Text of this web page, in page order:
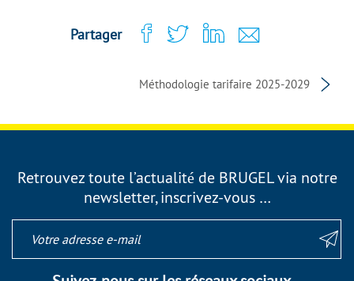
Partager
Méthodologie tarifaire 2025-2029
Retrouvez toute l’actualité de BRUGEL via notre
newsletter, inscrivez-vous …